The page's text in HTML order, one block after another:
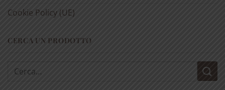
Cookie Policy (UE)
CERCA UN PRODOTTO
Cerca: